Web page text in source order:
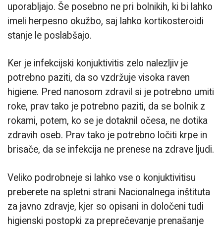
uporabljajo. Še posebno ne pri bolnikih, ki bi lahko
imeli herpesno okužbo, saj lahko kortikosteroidi
stanje le poslabšajo.
Ker je infekcijski konjuktivitis zelo nalezljiv je
potrebno paziti, da so vzdržuje visoka raven
higiene. Pred nanosom zdravil si je potrebno umiti
roke, prav tako je potrebno paziti, da se bolnik z
rokami, potem, ko se je dotaknil očesa, ne dotika
zdravih oseb. Prav tako je potrebno ločiti krpe in
brisače, da se infekcija ne prenese na zdrave ljudi.
Veliko podrobneje si lahko vse o konjuktivitisu
preberete na spletni strani Nacionalnega inštituta
za javno zdravje, kjer so opisani in določeni tudi
higienski postopki za preprečevanje prenašanje